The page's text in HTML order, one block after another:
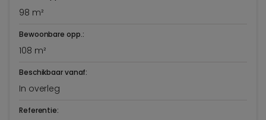
98 m²
Bewoonbare opp.:
108 m²
Beschikbaar vanaf:
In overleg
Referentie: